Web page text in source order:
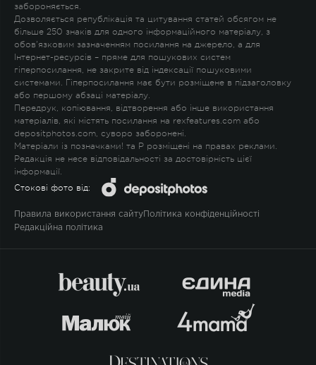
забороняється.
Дозволяється републікація та цитування статей обсягом не
більше 250 знаків для одного інформаційного матеріалу, з
обов'язковим зазначенням посилання на джерело, а для
Інтернет-ресурсів – пряме для пошукових систем
гіперпосилання, не закрите від індексації пошуковими
системами. Гіперпосилання має бути розміщене в підзаголовку
або першому абзаці матеріалу.
Передрук, копіювання, відтворення або інше використання
матеріалів, які містять посилання на rexfeatures.com або
depositphotos.com, суворо заборонені.
Матеріали із позначками! та P розміщені на правах реклами.
Редакція не несе відповідальності за достовірність цієї
інформації.
Стокові фото від:
Правила використання сайту Політика конфіденційності
Редакційна політика